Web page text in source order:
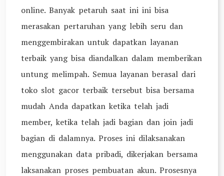
online. Banyak petaruh saat ini ini bisa
merasakan pertaruhan yang lebih seru dan
menggembirakan untuk dapatkan layanan
terbaik yang bisa diandalkan dalam memberikan
untung melimpah. Semua layanan berasal dari
toko slot gacor terbaik tersebut bisa bersama
mudah Anda dapatkan ketika telah jadi
member, ketika telah jadi bagian dan join jadi
bagian di dalamnya. Proses ini dilaksanakan
menggunakan data pribadi, dikerjakan bersama
laksanakan proses pembuatan akun. Prosesnya